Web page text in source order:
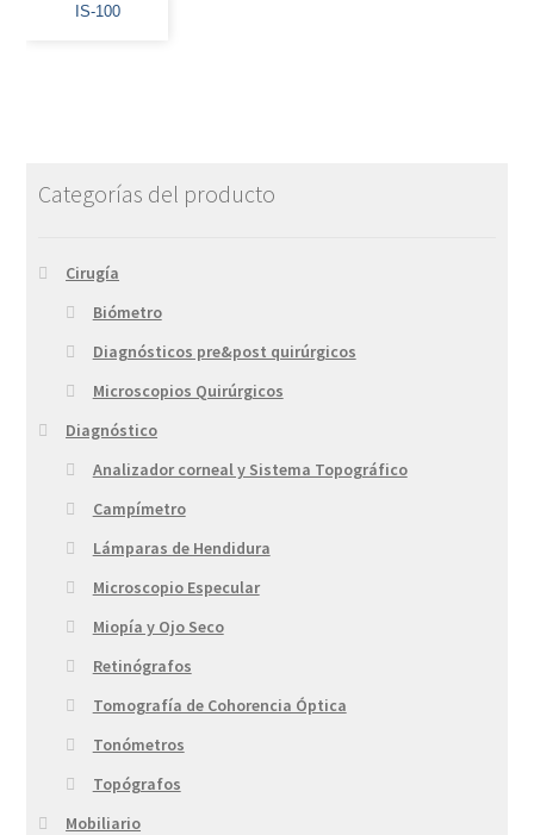
IS-100
Categorías del producto
Cirugía
Biómetro
Diagnósticos pre&post quirúrgicos
Microscopios Quirúrgicos
Diagnóstico
Analizador corneal y Sistema Topográfico
Campímetro
Lámparas de Hendidura
Microscopio Especular
Miopía y Ojo Seco
Retinógrafos
Tomografía de Cohorencia Óptica
Tonómetros
Topógrafos
Mobiliario